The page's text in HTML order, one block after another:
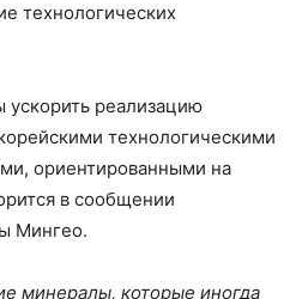
технологических
ускорить реализацию
технологическими
ориентированными на
в сообщении
Мингео.
минералы, которые иногда